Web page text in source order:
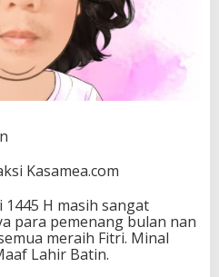
Kasamea.com
H masih sangat
para pemenang bulan nan
meraih Fitri. Minal
Lahir Batin.